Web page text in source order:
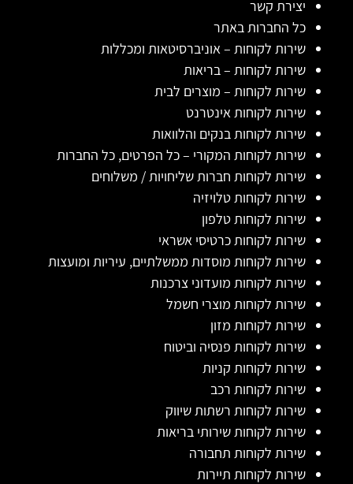
יצירת קשר
כל החברות באתר
שירות לקוחות – אוניברסיטאות ומכללות
שירות לקוחות – בריאות
שירות לקוחות – מוצרים לבית
שירות לקוחות אינטרנט
שירות לקוחות בנקים והלוואות
שירות לקוחות המקורי – כל הפרטים, כל החברות
שירות לקוחות חברות שליחויות / משלוחים
שירות לקוחות טלויזיה
שירות לקוחות טלפון
שירות לקוחות כרטיסי אשראי
שירות לקוחות מוסדות ממשלתיים, עיריות ומועצות
שירות לקוחות מועדוני צרכנות
שירות לקוחות מוצרי חשמל
שירות לקוחות מזון
שירות לקוחות פנסיה וביטוח
שירות לקוחות קניות
שירות לקוחות רכב
שירות לקוחות רשתות שיווק
שירות לקוחות שירותי בריאות
שירות לקוחות תחבורה
שירות לקוחות תיירות